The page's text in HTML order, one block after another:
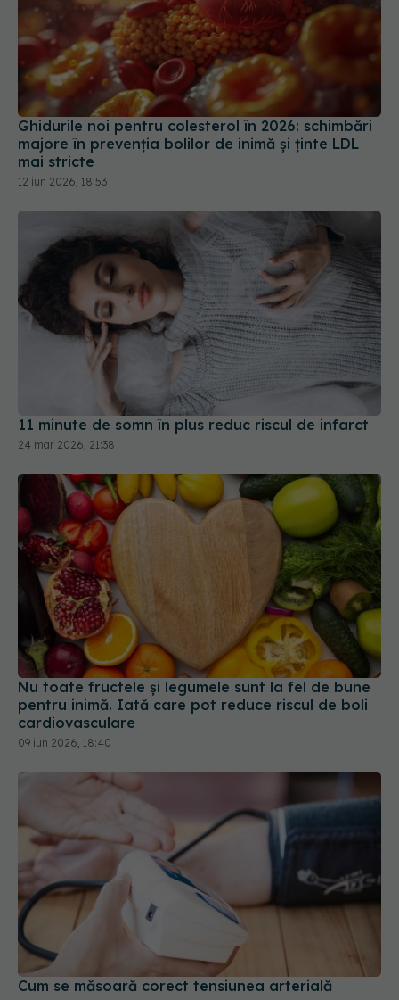
Ghidurile noi pentru colesterol în 2026: schimbări
majore în prevenția bolilor de inimă și ținte LDL
mai stricte
12 iun 2026, 18:53
11 minute de somn în plus reduc riscul de infarct
24 mar 2026, 21:38
Nu toate fructele și legumele sunt la fel de bune
pentru inimă. Iată care pot reduce riscul de boli
cardiovasculare
09 iun 2026, 18:40
Cum se măsoară corect tensiunea arterială
12 iul 2026, 22:23